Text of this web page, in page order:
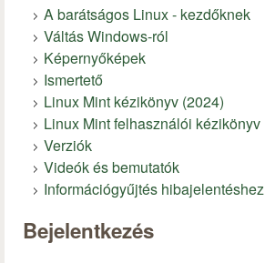
A barátságos Linux - kezdőknek
Váltás Windows-ról
Képernyőképek
Ismertető
Linux Mint kézikönyv (2024)
Linux Mint felhasználói kézikönyv
Verziók
Videók és bemutatók
Információgyűjtés hibajelentéshez
Bejelentkezés